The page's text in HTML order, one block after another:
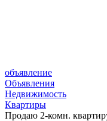
объявление
Объявления
Недвижимость
Квартиры
Продаю 2-комн.